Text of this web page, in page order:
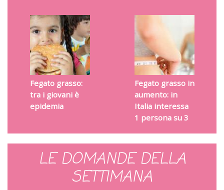
Fegato grasso:
tra i giovani è
epidemia
Fegato grasso in
aumento: in
Italia interessa
1 persona su 3
LE DOMANDE DELLA
SETTIMANA